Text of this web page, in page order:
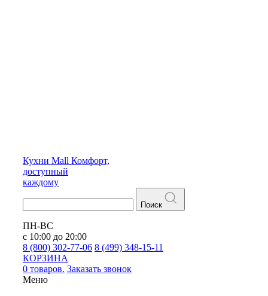
Кухни Mall Комфорт,
доступный
каждому
Поиск
ПН-ВС
с 10:00 до 20:00
8 (800) 302-77-06 8 (499) 348-15-11
КОРЗИНА
0 товаров. Заказать звонок
Меню